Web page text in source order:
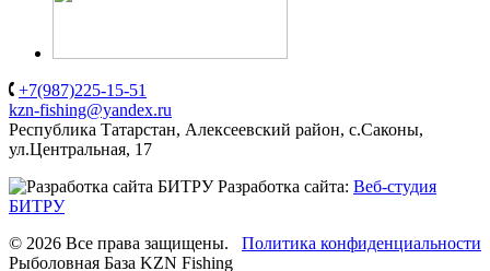
+7(987)225-15-51
kzn-fishing@yandex.ru
Республика Татарстан, Алексеевский район, с.Саконы,
ул.Центральная, 17
Разработка сайта: Веб-студия
БИТРУ
Политика конфиденциальности
© 2026 Все права защищены.
Рыболовная База KZN Fishing